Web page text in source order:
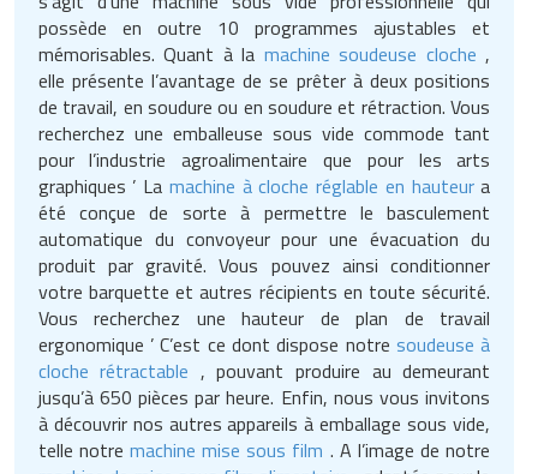
possède en outre 10 programmes ajustables et
mémorisables. Quant à la machine soudeuse cloche ,
elle présente l’avantage de se prêter à deux positions
de travail, en soudure ou en soudure et rétraction. Vous
recherchez une emballeuse sous vide commode tant
pour l’industrie agroalimentaire que pour les arts
graphiques ’ La machine à cloche réglable en hauteura
été conçue de sorte à permettre le basculement
automatique du convoyeur pour une évacuation du
produit par gravité. Vous pouvez ainsi conditionner
votre barquette et autres récipients en toute sécurité.
Vous recherchez une hauteur de plan de travail
ergonomique ’ C’est ce dont dispose notre soudeuse à
cloche rétractable , pouvant produire au demeurant
jusqu’à 650 pièces par heure. Enfin, nous vous invitons
à découvrir nos autres appareils à emballage sous vide,
telle notremachine mise sous film . A l’image de notre